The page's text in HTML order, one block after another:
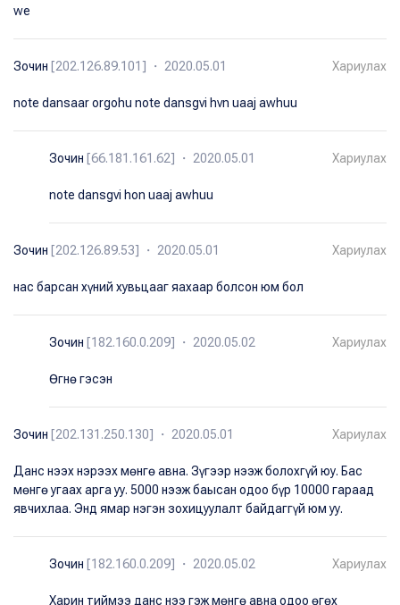
we
Зочин [202.126.89.101] ・ 2020.05.01 Хариулах
note dansaar orgohu note dansgvi hvn uaaj awhuu
Зочин [66.181.161.62] ・ 2020.05.01 Хариулах
note dansgvi hon uaaj awhuu
Зочин [202.126.89.53] ・ 2020.05.01 Хариулах
нас барсан хүний хувьцааг яахаар болсон юм бол
Зочин [182.160.0.209] ・ 2020.05.02 Хариулах
Өгнө гэсэн
Зочин [202.131.250.130] ・ 2020.05.01 Хариулах
Данс нээх нэрээх мөнгө авна. Зүгээр нээж болохгүй юу. Бас
мөнгө угаах арга уу. 5000 нээж баысан одоо бүр 10000 гараад
явчихлаа. Энд ямар нэгэн зохицуулалт байдаггүй юм уу.
Зочин [182.160.0.209] ・ 2020.05.02 Хариулах
Харин тиймээ данс нээ гэж мөнгө авна одоо өгөх